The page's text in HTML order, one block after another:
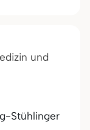
und
Stühlinger